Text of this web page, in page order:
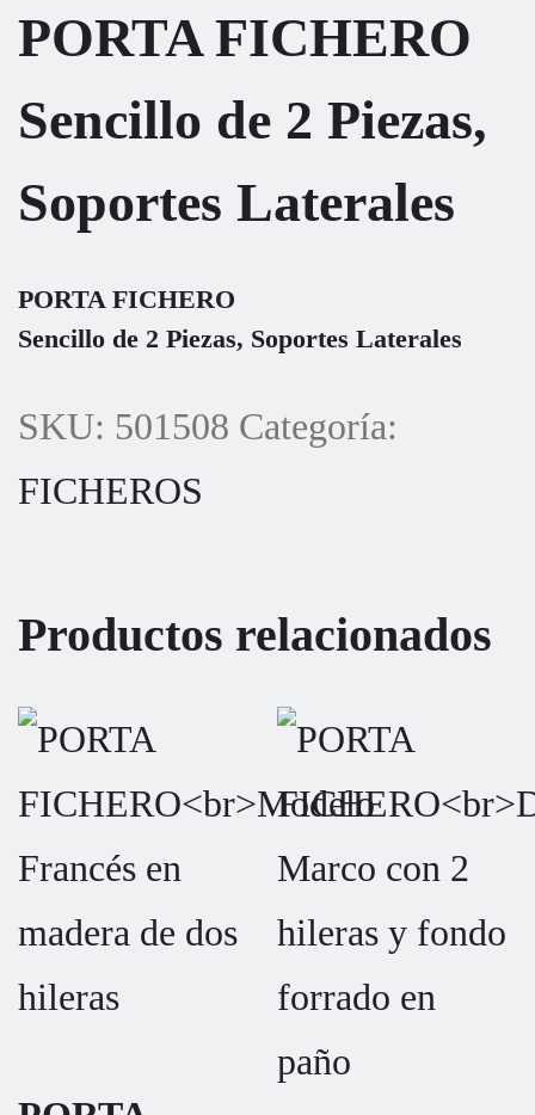
PORTA FICHERO
Sencillo de 2 Piezas,
Soportes Laterales
PORTA FICHERO
Sencillo de 2 Piezas, Soportes Laterales
SKU: 501508 Categoría:
FICHEROS
Productos relacionados